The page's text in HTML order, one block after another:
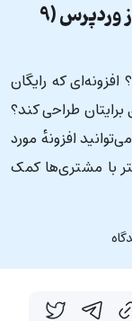
معرفی بهترین افزونه‌های آزمون‌ساز وردپرس (۹
که رایگان
برایتان طراحی کند؟
افزونهٔ مورد
با مشتری‌ها کمک